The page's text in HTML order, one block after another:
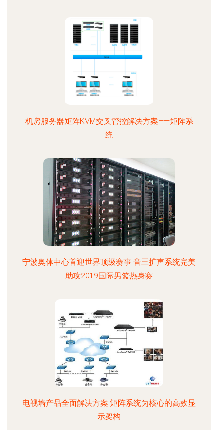
机房服务器矩阵KVM交叉管控解决方案——矩阵系
统
宁波奥体中心首迎世界顶级赛事 音王扩声系统完美
助攻2019国际男篮热身赛
电视墙产品全面解决方案 矩阵系统为核心的高效显
示架构